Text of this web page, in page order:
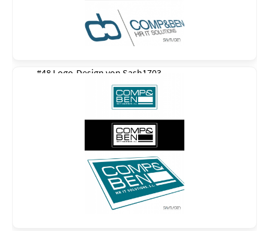
#48 Logo-Design von Sash1703